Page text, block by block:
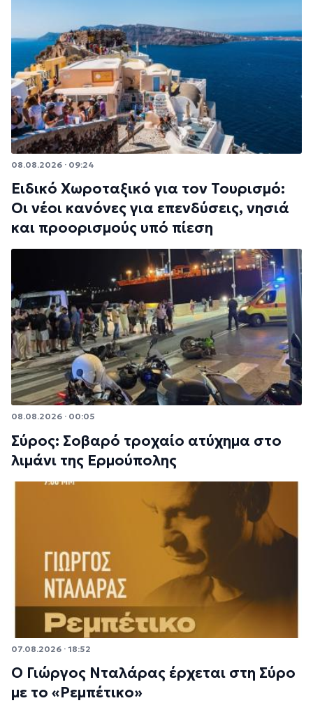
08.08.2026 · 09:24
Ειδικό Χωροταξικό για τον Τουρισμό:
Οι νέοι κανόνες για επενδύσεις, νησιά
και προορισμούς υπό πίεση
08.08.2026 · 00:05
Σύρος: Σοβαρό τροχαίο ατύχημα στο
λιμάνι της Ερμούπολης
07.08.2026 · 18:52
Ο Γιώργος Νταλάρας έρχεται στη Σύρο
με το «Ρεμπέτικο»